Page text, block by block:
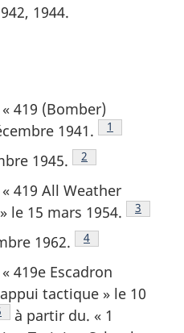
1944.
419 (Bomber)
1941. Note de bas
1
1945. Note de bas de
2
419 All Weather
» le 15 mars 1954. Note de
3
1962. Note de bas de
4
419e Escadron
tactique » le 10
de bas de page
à partir du. « 1